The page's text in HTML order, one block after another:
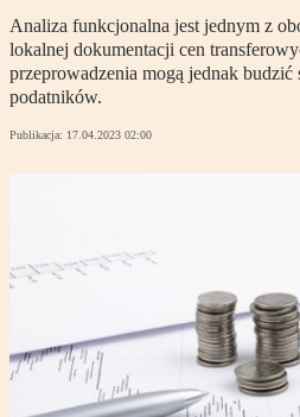
Analiza funkcjonalna jest jednym z
lokalnej dokumentacji cen
przeprowadzenia mogą jednak
podatników.
Publikacja: 17.04.2023 02:00